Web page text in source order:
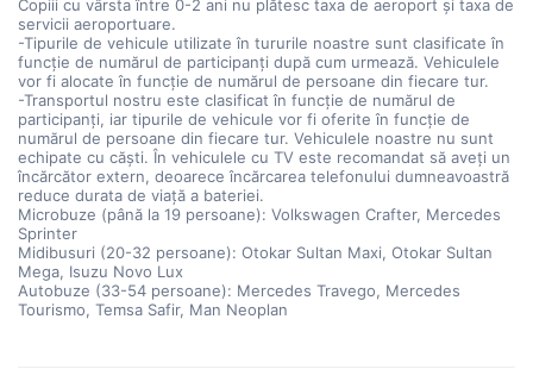
Copiii cu vârsta între 0-2 ani nu plătesc taxa de aeroport și taxa de
servicii aeroportuare.
-Tipurile de vehicule utilizate în tururile noastre sunt clasificate în
funcție de numărul de participanți după cum urmează. Vehiculele
vor fi alocate în funcție de numărul de persoane din fiecare tur.
-Transportul nostru este clasificat în funcție de numărul de
participanți, iar tipurile de vehicule vor fi oferite în funcție de
numărul de persoane din fiecare tur. Vehiculele noastre nu sunt
echipate cu căști. În vehiculele cu TV este recomandat să aveți un
încărcător extern, deoarece încărcarea telefonului dumneavoastră
reduce durata de viață a bateriei.
Microbuze (până la 19 persoane): Volkswagen Crafter, Mercedes
Sprinter
Midibusuri (20-32 persoane): Otokar Sultan Maxi, Otokar Sultan
Mega, Isuzu Novo Lux
Autobuze (33-54 persoane): Mercedes Travego, Mercedes
Tourismo, Temsa Safir, Man Neoplan